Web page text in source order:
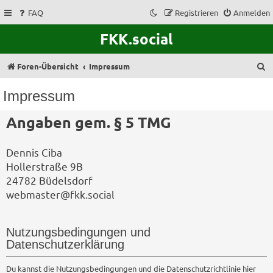
FAQ Anmelden
Registrieren
FKK.social
Foren-Übersicht Impressum
Impressum
Angaben gem. § 5 TMG
Dennis Ciba
Hollerstraße 9B
24782 Büdelsdorf
webmaster@fkk.social
Nutzungsbedingungen und
Datenschutzerklärung
Du kannst die Nutzungsbedingungen und die Datenschutzrichtlinie hier